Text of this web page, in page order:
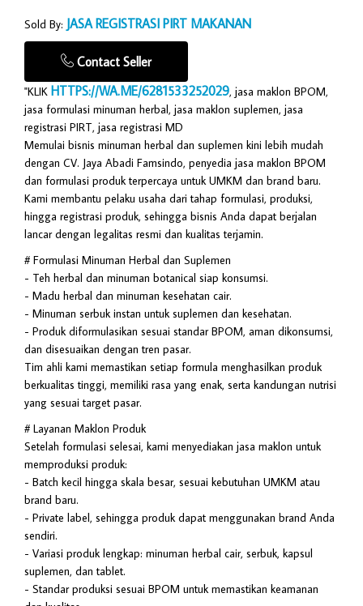
Sold By: JASA REGISTRASI PIRT MAKANAN
Contact Seller
"KLIK HTTPS://WA.ME/6281533252029, jasa maklon BPOM,
jasa formulasi minuman herbal, jasa maklon suplemen, jasa
registrasi PIRT, jasa registrasi MD
Memulai bisnis minuman herbal dan suplemen kini lebih mudah
dengan CV. Jaya Abadi Famsindo, penyedia jasa maklon BPOM
dan formulasi produk terpercaya untuk UMKM dan brand baru.
Kami membantu pelaku usaha dari tahap formulasi, produksi,
hingga registrasi produk, sehingga bisnis Anda dapat berjalan
lancar dengan legalitas resmi dan kualitas terjamin.
# Formulasi Minuman Herbal dan Suplemen
- Teh herbal dan minuman botanical siap konsumsi.
- Madu herbal dan minuman kesehatan cair.
- Minuman serbuk instan untuk suplemen dan kesehatan.
- Produk diformulasikan sesuai standar BPOM, aman dikonsumsi,
dan disesuaikan dengan tren pasar.
Tim ahli kami memastikan setiap formula menghasilkan produk
berkualitas tinggi, memiliki rasa yang enak, serta kandungan nutrisi
yang sesuai target pasar.
# Layanan Maklon Produk
Setelah formulasi selesai, kami menyediakan jasa maklon untuk
memproduksi produk:
- Batch kecil hingga skala besar, sesuai kebutuhan UMKM atau
brand baru.
- Private label, sehingga produk dapat menggunakan brand Anda
sendiri.
- Variasi produk lengkap: minuman herbal cair, serbuk, kapsul
suplemen, dan tablet.
- Standar produksi sesuai BPOM untuk memastikan keamanan